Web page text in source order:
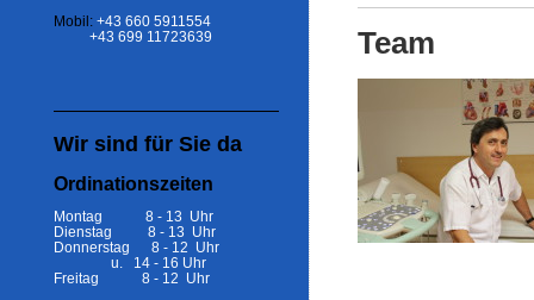
Team
Mobil: +43 660 5911554
+43 699 11723639
Wir sind für Sie da
Ordinationszeiten
Montag 8 - 13 Uhr
Dienstag 8 - 13 Uhr
Donnerstag 8 - 12 Uhr
u. 14 - 16 Uhr
Freitag 8 - 12 Uhr